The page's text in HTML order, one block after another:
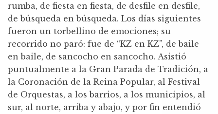
rumba, de fiesta en fiesta, de desfile en desfile,
de búsqueda en búsqueda. Los días siguientes
fueron un torbellino de emociones; su
recorrido no paró: fue de “KZ en KZ”, de baile
en baile, de sancocho en sancocho. Asistió
puntualmente a la Gran Parada de Tradición, a
la Coronación de la Reina Popular, al Festival
de Orquestas, a los barrios, a los municipios, al
sur, al norte, arriba y abajo, y por fin entendió